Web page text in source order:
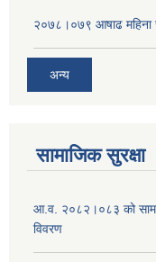
२०७८।०७९ आषाढ महिना
अन्य
सामाजिक सुरक्षा
आ.व. २०८२।०८३ को
विवरण